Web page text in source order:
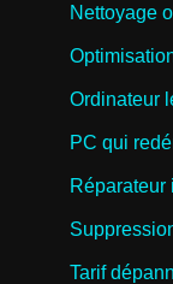
Nettoyage
Ordinateur
PC qui
Réparateur
Tarif